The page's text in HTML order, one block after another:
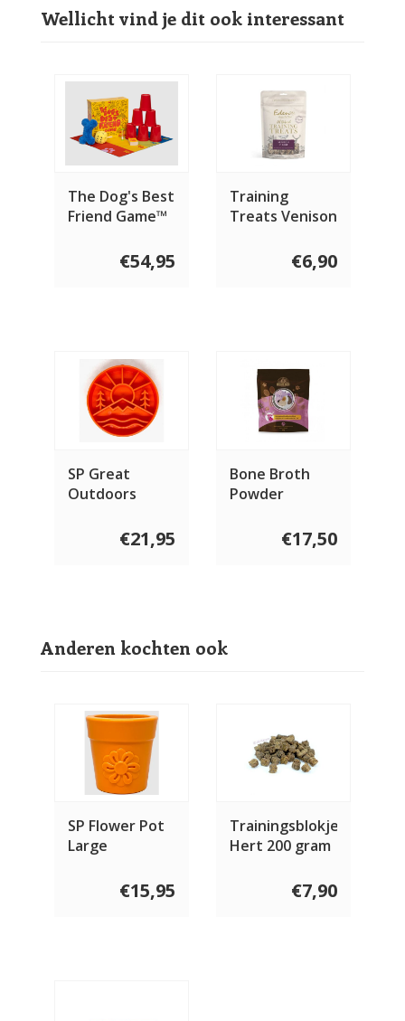
Wellicht vind je dit ook interessant
The Dog's Best
Friend Game™
€54,95
Training
Treats Venison
€6,90
SP Great
Outdoors
€21,95
Bone Broth
Powder
€17,50
Anderen kochten ook
SP Flower Pot
Large
€15,95
Trainingsblokjes
Hert 200 gram
€7,90